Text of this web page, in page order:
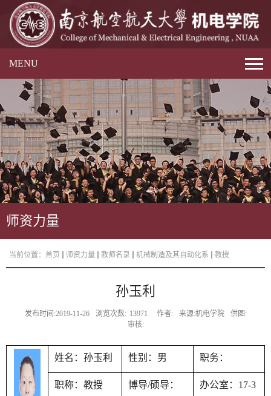
MENU
师资力量
当前位置： 首页 师资力量 教师名录 机械制造及其自动化系 教授
孙玉利
发布时间:2019-11-26 浏览次数: 13971 作者: 来源:机电学院
供图:
审核:
姓名：孙玉利 性别：男 职务：
职称：教授 博导/硕导：
办公室： 17-3